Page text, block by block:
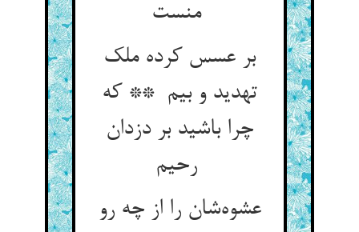
منست
بر عسس کرده ملک
تهدید و بیم ** که
چرا باشید بر دزدان
عشوه‌شان را از چه رو